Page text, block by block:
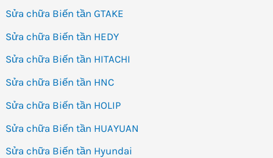
Sửa chữa Biến tần GTAKE
Sửa chữa Biến tần HEDY
Sửa chữa Biến tần HITACHI
Sửa chữa Biến tần HNC
Sửa chữa Biến tần HOLIP
Sửa chữa Biến tần HUAYUAN
Sửa chữa Biến tần Hyundai